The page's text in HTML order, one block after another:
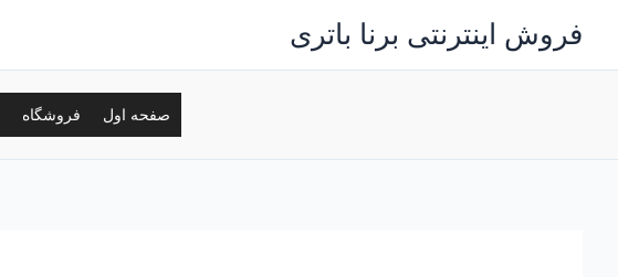
محتوا
فروش اینترنتی برنا باتری
صفحه اول فروشگاه